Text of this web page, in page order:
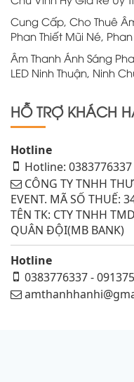
Cung Cấp, Cho Thuê
Phan Thiết Mũi Né,
Âm Thanh Ánh Sáng
LED Ninh Thuận, Ninh
HỖ TRỢ KHÁCH
Hotline
Hotline:
CÔNG TY TNHH
EVENT. MÃ SỐ THUẾ:
TÊN TK: CTY TNHH
QUÂN ĐỘI(MB BANK)
Hotline
0383776337 -